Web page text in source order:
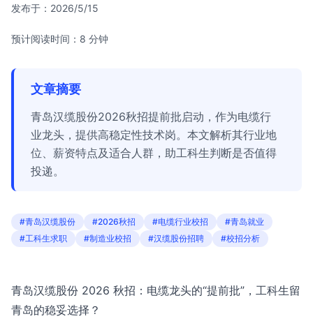
发布于： 2026/5/15
预计阅读时间：8 分钟
文章摘要
青岛汉缆股份2026秋招提前批启动，作为电缆行
业龙头，提供高稳定性技术岗。本文解析其行业地
位、薪资特点及适合人群，助工科生判断是否值得
投递。
#青岛汉缆股份 #2026秋招 #电缆行业校招
#青岛就业
#工科生求职
#制造业校招 #汉缆股份招聘 #校招分析
青岛汉缆股份 2026 秋招：电缆龙头的“提前批”，工科生留
青岛的稳妥选择？